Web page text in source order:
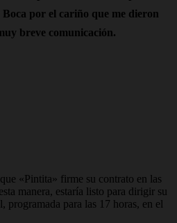
por el cariño que me dieron
breve comunicación.
«Pintita» firme su contrato en las
manera, estaría listo para dirigir su
programada para las 17 horas, en el